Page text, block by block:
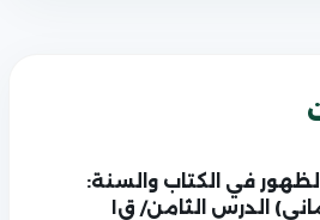
في الكتاب والسنة:
الدرس الثامن/ ق١